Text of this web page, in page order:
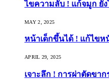
ไขความลับ ! แก้จมูก ยัง
MAY 2, 2025
หน้าเด็กขึ้นได้ ! แก้ไข
APRIL 29, 2025
เจาะลึก ! การผ่าตัดขา